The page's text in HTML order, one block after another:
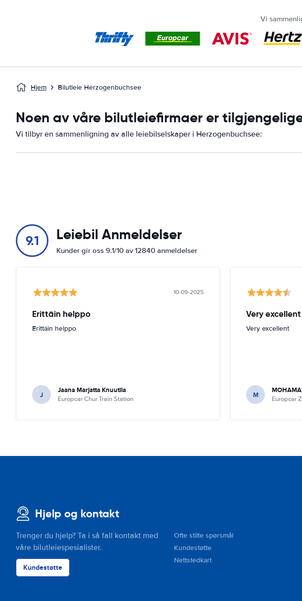
Vi
Hjem Bilutleie Herzogenbuchsee
Noen av våre bilutleiefirmaer er
Vi tilbyr en sammenligning av alle leiebilselskaper i Herzogenbuchsee:
9.1 Leiebil Anmeldelser
Kunder gir oss 9.1/10 av 12840 anmeldelser
10-09-2025
Erittäin helppo
Erittäin helppo
J Jaana Marjatta Knuutila
Europcar Chur Train Station
Very excellent
Very excellent
M Europcar
Hjelp og kontakt
Trenger du hjelp? Ta i så fall kontakt med
våre bilutleiespesialister.
Kundestøtte
Ofte stilte spørsmål
Kundestøtte
Nettstedkart